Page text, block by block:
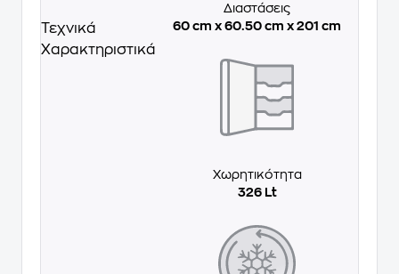
Τεχνικά
Χαρακτηριστικά
Διαστάσεις
60 cm x 60.50 cm x 201 cm
Χωρητικότητα
326 Lt